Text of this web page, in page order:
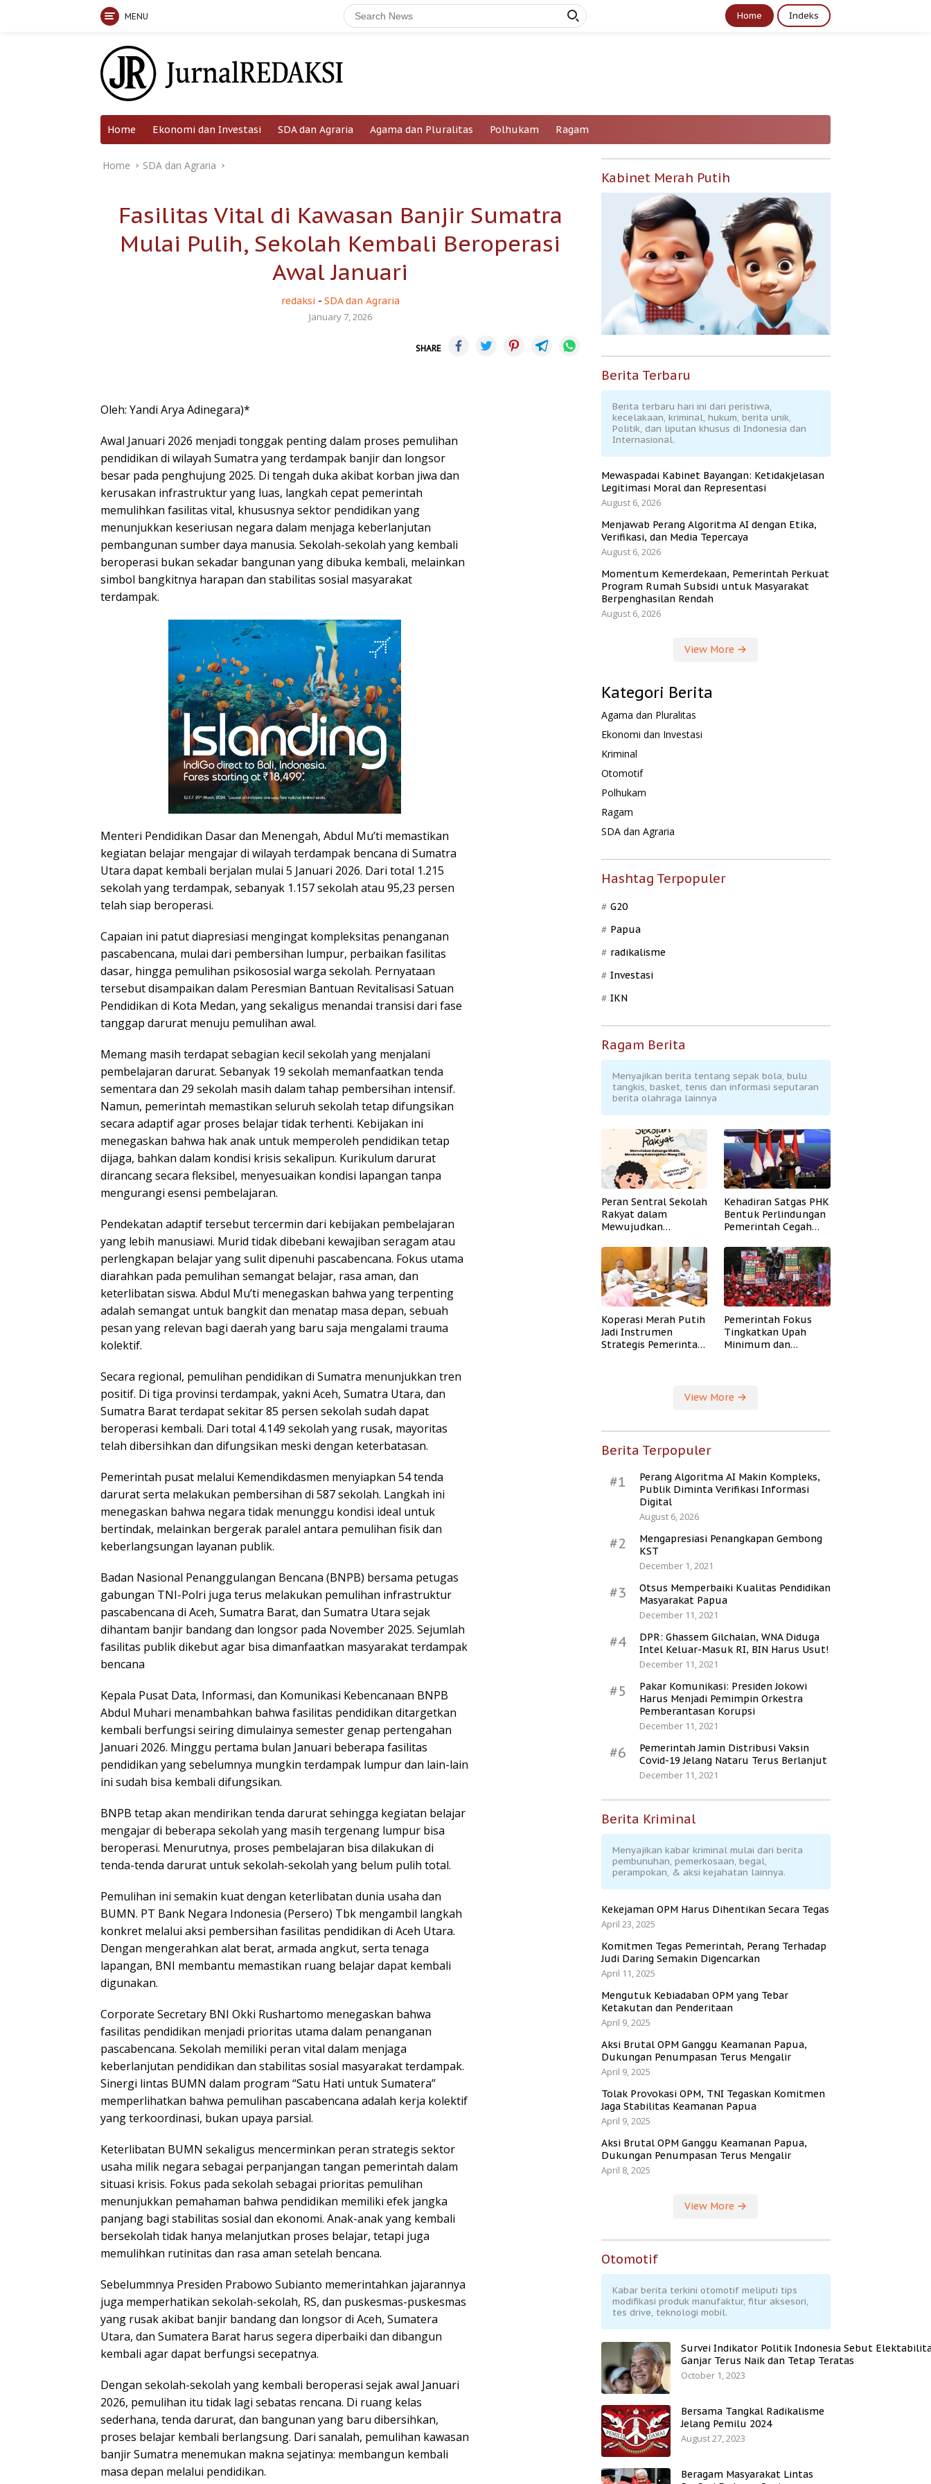
MENU Home Indeks
Home Ekonomi dan Investasi SDA dan Agraria Agama dan Pluralitas Polhukam Ragam
Home SDA dan Agraria
Fasilitas Vital di Kawasan Banjir Sumatra
Mulai Pulih, Sekolah Kembali Beroperasi
Awal Januari
redaksi - SDA dan Agraria
January 7, 2026
SHARE
Oleh: Yandi Arya Adinegara)*
Awal Januari 2026 menjadi tonggak penting dalam proses pemulihan
pendidikan di wilayah Sumatra yang terdampak banjir dan longsor
besar pada penghujung 2025. Di tengah duka akibat korban jiwa dan
kerusakan infrastruktur yang luas, langkah cepat pemerintah
memulihkan fasilitas vital, khususnya sektor pendidikan yang
menunjukkan keseriusan negara dalam menjaga keberlanjutan
pembangunan sumber daya manusia. Sekolah-sekolah yang kembali
beroperasi bukan sekadar bangunan yang dibuka kembali, melainkan
simbol bangkitnya harapan dan stabilitas sosial masyarakat
terdampak.
Menteri Pendidikan Dasar dan Menengah, Abdul Mu’ti memastikan
kegiatan belajar mengajar di wilayah terdampak bencana di Sumatra
Utara dapat kembali berjalan mulai 5 Januari 2026. Dari total 1.215
sekolah yang terdampak, sebanyak 1.157 sekolah atau 95,23 persen
telah siap beroperasi.
Capaian ini patut diapresiasi mengingat kompleksitas penanganan
pascabencana, mulai dari pembersihan lumpur, perbaikan fasilitas
dasar, hingga pemulihan psikososial warga sekolah. Pernyataan
tersebut disampaikan dalam Peresmian Bantuan Revitalisasi Satuan
Pendidikan di Kota Medan, yang sekaligus menandai transisi dari fase
tanggap darurat menuju pemulihan awal.
Memang masih terdapat sebagian kecil sekolah yang menjalani
pembelajaran darurat. Sebanyak 19 sekolah memanfaatkan tenda
sementara dan 29 sekolah masih dalam tahap pembersihan intensif.
Namun, pemerintah memastikan seluruh sekolah tetap difungsikan
secara adaptif agar proses belajar tidak terhenti. Kebijakan ini
menegaskan bahwa hak anak untuk memperoleh pendidikan tetap
dijaga, bahkan dalam kondisi krisis sekalipun. Kurikulum darurat
dirancang secara fleksibel, menyesuaikan kondisi lapangan tanpa
mengurangi esensi pembelajaran.
Pendekatan adaptif tersebut tercermin dari kebijakan pembelajaran
yang lebih manusiawi. Murid tidak dibebani kewajiban seragam atau
perlengkapan belajar yang sulit dipenuhi pascabencana. Fokus utama
diarahkan pada pemulihan semangat belajar, rasa aman, dan
keterlibatan siswa. Abdul Mu’ti menegaskan bahwa yang terpenting
adalah semangat untuk bangkit dan menatap masa depan, sebuah
pesan yang relevan bagi daerah yang baru saja mengalami trauma
kolektif.
Secara regional, pemulihan pendidikan di Sumatra menunjukkan tren
positif. Di tiga provinsi terdampak, yakni Aceh, Sumatra Utara, dan
Sumatra Barat terdapat sekitar 85 persen sekolah sudah dapat
beroperasi kembali. Dari total 4.149 sekolah yang rusak, mayoritas
telah dibersihkan dan difungsikan meski dengan keterbatasan.
Pemerintah pusat melalui Kemendikdasmen menyiapkan 54 tenda
darurat serta melakukan pembersihan di 587 sekolah. Langkah ini
menegaskan bahwa negara tidak menunggu kondisi ideal untuk
bertindak, melainkan bergerak paralel antara pemulihan fisik dan
keberlangsungan layanan publik.
Badan Nasional Penanggulangan Bencana (BNPB) bersama petugas
gabungan TNI-Polri juga terus melakukan pemulihan infrastruktur
pascabencana di Aceh, Sumatra Barat, dan Sumatra Utara sejak
dihantam banjir bandang dan longsor pada November 2025. Sejumlah
fasilitas publik dikebut agar bisa dimanfaatkan masyarakat terdampak
bencana
Kepala Pusat Data, Informasi, dan Komunikasi Kebencanaan BNPB
Abdul Muhari menambahkan bahwa fasilitas pendidikan ditargetkan
kembali berfungsi seiring dimulainya semester genap pertengahan
Januari 2026. Minggu pertama bulan Januari beberapa fasilitas
pendidikan yang sebelumnya mungkin terdampak lumpur dan lain-lain
ini sudah bisa kembali difungsikan.
BNPB tetap akan mendirikan tenda darurat sehingga kegiatan belajar
mengajar di beberapa sekolah yang masih tergenang lumpur bisa
beroperasi. Menurutnya, proses pembelajaran bisa dilakukan di
tenda-tenda darurat untuk sekolah-sekolah yang belum pulih total.
Pemulihan ini semakin kuat dengan keterlibatan dunia usaha dan
BUMN. PT Bank Negara Indonesia (Persero) Tbk mengambil langkah
konkret melalui aksi pembersihan fasilitas pendidikan di Aceh Utara.
Dengan mengerahkan alat berat, armada angkut, serta tenaga
lapangan, BNI membantu memastikan ruang belajar dapat kembali
digunakan.
Corporate Secretary BNI Okki Rushartomo menegaskan bahwa
fasilitas pendidikan menjadi prioritas utama dalam penanganan
pascabencana. Sekolah memiliki peran vital dalam menjaga
keberlanjutan pendidikan dan stabilitas sosial masyarakat terdampak.
Sinergi lintas BUMN dalam program “Satu Hati untuk Sumatera”
memperlihatkan bahwa pemulihan pascabencana adalah kerja kolektif
yang terkoordinasi, bukan upaya parsial.
Keterlibatan BUMN sekaligus mencerminkan peran strategis sektor
usaha milik negara sebagai perpanjangan tangan pemerintah dalam
situasi krisis. Fokus pada sekolah sebagai prioritas pemulihan
menunjukkan pemahaman bahwa pendidikan memiliki efek jangka
panjang bagi stabilitas sosial dan ekonomi. Anak-anak yang kembali
bersekolah tidak hanya melanjutkan proses belajar, tetapi juga
memulihkan rutinitas dan rasa aman setelah bencana.
Sebelummnya Presiden Prabowo Subianto memerintahkan jajarannya
juga memperhatikan sekolah-sekolah, RS, dan puskesmas-puskesmas
yang rusak akibat banjir bandang dan longsor di Aceh, Sumatera
Utara, dan Sumatera Barat harus segera diperbaiki dan dibangun
kembali agar dapat berfungsi secepatnya.
Dengan sekolah-sekolah yang kembali beroperasi sejak awal Januari
2026, pemulihan itu tidak lagi sebatas rencana. Di ruang kelas
sederhana, tenda darurat, dan bangunan yang baru dibersihkan,
proses belajar kembali berlangsung. Dari sanalah, pemulihan kawasan
banjir Sumatra menemukan makna sejatinya: membangun kembali
masa depan melalui pendidikan.
Kabinet Merah Putih
Berita Terbaru
Berita terbaru hari ini dari peristiwa,
kecelakaan, kriminal, hukum, berita unik,
Politik, dan liputan khusus di Indonesia dan
Internasional.
Mewaspadai Kabinet Bayangan: Ketidakjelasan
Legitimasi Moral dan Representasi
August 6, 2026
Menjawab Perang Algoritma AI dengan Etika,
Verifikasi, dan Media Tepercaya
August 6, 2026
Momentum Kemerdekaan, Pemerintah Perkuat
Program Rumah Subsidi untuk Masyarakat
Berpenghasilan Rendah
August 6, 2026
View More
Kategori Berita
Agama dan Pluralitas
Ekonomi dan Investasi
Kriminal
Otomotif
Polhukam
Ragam
SDA dan Agraria
Hashtag Terpopuler
G20
Papua
radikalisme
Investasi
IKN
Ragam Berita
Menyajikan berita tentang sepak bola, bulu
tangkis, basket, tenis dan informasi seputaran
berita olahraga lainnya
Peran Sentral Sekolah
Rakyat dalam
Mewujudkan
Kehadiran Satgas PHK
Bentuk Perlindungan
Pemerintah Cegah
Koperasi Merah Putih
Jadi Instrumen
Strategis Pemerintah
Pemerintah Fokus
Tingkatkan Upah
Minimum dan
View More
Berita Terpopuler
#1
Perang Algoritma AI Makin Kompleks,
Publik Diminta Verifikasi Informasi
Digital
August 6, 2026
#2
Mengapresiasi Penangkapan Gembong
KST
December 1, 2021
#3
Otsus Memperbaiki Kualitas Pendidikan
Masyarakat Papua
December 11, 2021
#4
DPR: Ghassem Gilchalan, WNA Diduga
Intel Keluar-Masuk RI, BIN Harus Usut!
December 11, 2021
#5
Pakar Komunikasi: Presiden Jokowi
Harus Menjadi Pemimpin Orkestra
Pemberantasan Korupsi
December 11, 2021
#6
Pemerintah Jamin Distribusi Vaksin
Covid-19 Jelang Nataru Terus Berlanjut
December 11, 2021
Berita Kriminal
Menyajikan kabar kriminal mulai dari berita
pembunuhan, pemerkosaan, begal,
perampokan, & aksi kejahatan lainnya.
Kekejaman OPM Harus Dihentikan Secara Tegas
April 23, 2025
Komitmen Tegas Pemerintah, Perang Terhadap
Judi Daring Semakin Digencarkan
April 11, 2025
Mengutuk Kebiadaban OPM yang Tebar
Ketakutan dan Penderitaan
April 9, 2025
Aksi Brutal OPM Ganggu Keamanan Papua,
Dukungan Penumpasan Terus Mengalir
April 9, 2025
Tolak Provokasi OPM, TNI Tegaskan Komitmen
Jaga Stabilitas Keamanan Papua
April 9, 2025
Aksi Brutal OPM Ganggu Keamanan Papua,
Dukungan Penumpasan Terus Mengalir
April 8, 2025
View More
Otomotif
Kabar berita terkini otomotif meliputi tips
modifikasi produk manufaktur, fitur aksesori,
tes drive, teknologi mobil.
Survei Indikator Politik Indonesia Sebut
Ganjar Terus Naik dan Tetap Teratas
October 1, 2023
Bersama Tangkal Radikalisme
Jelang Pemilu 2024
August 27, 2023
Beragam Masyarakat Lintas